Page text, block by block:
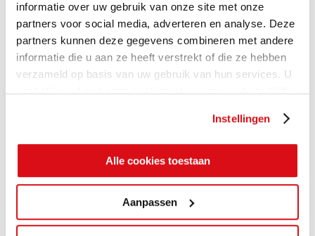
informatie over uw gebruik van onze site met onze
partners voor social media, adverteren en analyse. Deze
partners kunnen deze gegevens combineren met andere
informatie die u aan ze heeft verstrekt of die ze hebben
verzameld op basis van uw gebruik van hun services. U
gaat akkoord met onze cookies als u onze website blijft
Instellingen
Alle cookies toestaan
Aanpassen